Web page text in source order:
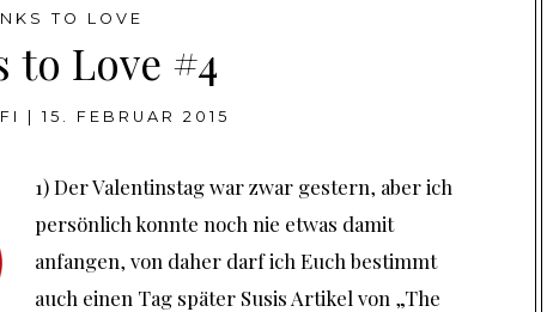
TO LOVE
to Love #4
15. FEBRUAR 2015
1) Der Valentinstag war zwar gestern, aber ich
persönlich konnte noch nie etwas damit
anfangen, von daher darf ich Euch bestimmt
auch einen Tag später Susis Artikel von „The